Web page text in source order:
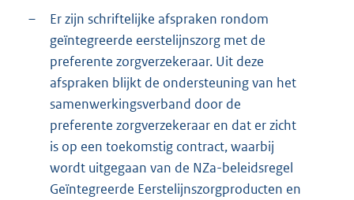
–
Er zijn schriftelijke afspraken rondom
geïntegreerde eerstelijnszorg met de
preferente zorgverzekeraar. Uit deze
afspraken blijkt de ondersteuning van het
samenwerkingsverband door de
preferente zorgverzekeraar en dat er zicht
is op een toekomstig contract, waarbij
wordt uitgegaan van de NZa-beleidsregel
Geïntegreerde Eerstelijnszorgproducten en